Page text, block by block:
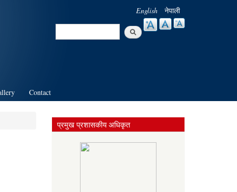
English नेपाली
Search
Contact
प्रमुख प्रशासकीय अधिकृत